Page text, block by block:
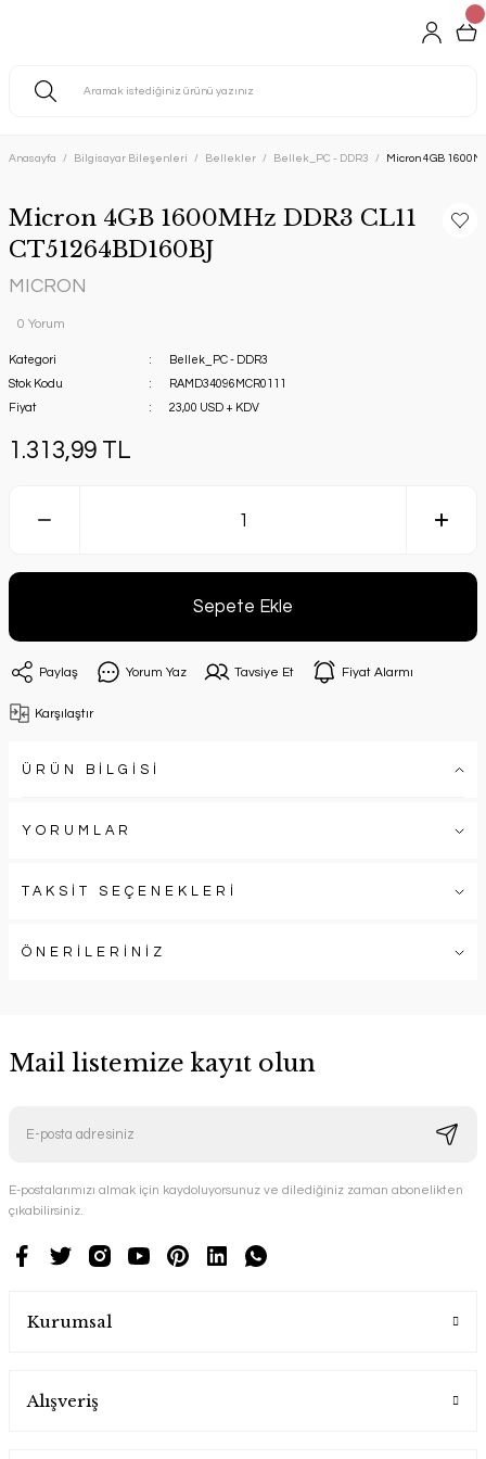
Anasayfa Bilgisayar Bileşenleri Bellekler Bellek_PC - DDR3 Micron 4GB
Micron 4GB 1600MHz DDR3 CL11
CT51264BD160BJ
MICRON
0 Yorum
Kategori
Bellek_PC - DDR3
Stok Kodu
RAMD34096MCR0111
Fiyat
23,00 USD + KDV
1.313,99 TL
Sepete Ekle
Paylaş Yorum Yaz Tavsiye Et Fiyat Alarmı
Karşılaştır
ÜRÜN BİLGİSİ
YORUMLAR
TAKSİT SEÇENEKLERİ
ÖNERİLERİNİZ
Mail listemize kayıt olun
E-postalarımızı almak için kaydoluyorsunuz ve dilediğiniz zaman abonelikten
çıkabilirsiniz.
Kurumsal
Alışveriş